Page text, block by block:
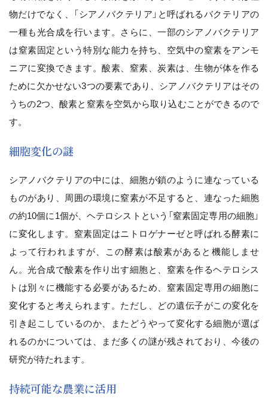
物だけでなく、「シアノバクテリア」と呼ばれるバクテリアの
一種も光合成を行います。さらに、一部のシアノバクテリア
は窒素固定という特別な能力を持ち、空気中の窒素をアンモ
ニアに変換できます。酸素、窒素、炭素は、生物が体を作る
ために欠かせない3つの要素であり、シアノバクテリアはその
うちの2つ、酸素と窒素を空気から取り込むことができるので
す。
細胞変化の謎
シアノバクテリアの中には、細胞が鎖のように連なっている
ものがあり、周囲の環境に窒素が不足すると、連なった細胞
の約10個に1個が、ヘテロシストという「窒素固定専用の細胞」
に変化します。窒素固定はニトロゲナーゼと呼ばれる酵素に
よって行われますが、この酵素は酸素があると機能しませ
ん。光合成で酸素を作り出す細胞と、窒素を作るヘテロシス
トは別々に機能する必要があるため、窒素固定専用の細胞に
変化すると考えられます。ただし、どの遺伝子がこの変化を
引き起こしているのか、またどうやって変化する細胞が選ば
れるのかについては、まだ多くの謎が残されており、今後の
研究が待たれます。
持続可能な農業に活用